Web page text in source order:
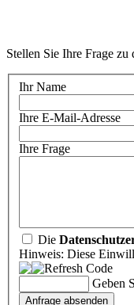
Stellen Sie Ihre Frage zu
Ihr Name
Ihre E-Mail-Adresse
Ihre Frage
Die
Hinweis: Diese
Geben